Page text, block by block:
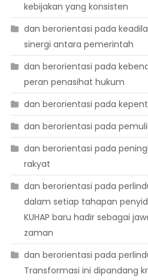
kebijakan yang konsisten
dan berorientasi pada
sinergi antara pemerintah
dan berorientasi pada
peran penasihat hukum
dan berorientasi pada
dan berorientasi pada
dan berorientasi pada
rakyat
dan berorientasi pada
dalam setiap tahapan
KUHAP baru hadir sebagai
zaman
dan berorientasi pada
Transformasi ini dipandang